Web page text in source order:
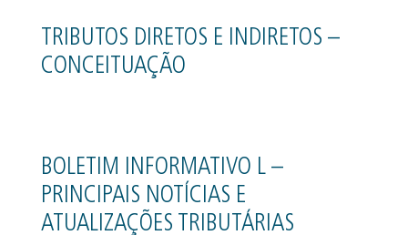
TRIBUTOS DIRETOS E INDIRETOS –
CONCEITUAÇÃO
BOLETIM INFORMATIVO L –
PRINCIPAIS NOTÍCIAS E
ATUALIZAÇÕES TRIBUTÁRIAS